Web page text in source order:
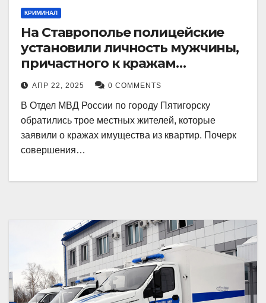
КРИМИНАЛ
На Ставрополье полицейские
установили личность мужчины,
причастного к кражам
имущества из квартир в
Пятигорске
АПР 22, 2025 0 COMMENTS
В Отдел МВД России по городу Пятигорску
обратились трое местных жителей, которые
заявили о кражах имущества из квартир. Почерк
совершения…